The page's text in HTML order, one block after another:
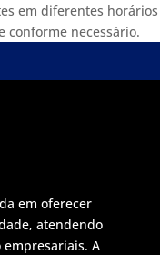
em diferentes horários
conforme necessário.
em oferecer
atendendo
A